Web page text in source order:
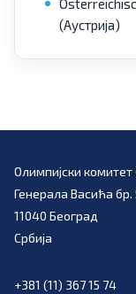
(Аустрија)
Олимпијски комитет
Генерала Васића бр.
11040 Београд
Србија
+381 (11) 367 15 74